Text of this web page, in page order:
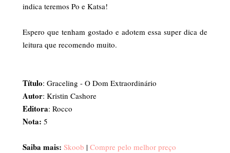
indica teremos Po e Katsa!
Espero que tenham gostado e adotem essa super dica de
leitura que recomendo muito.
Título: Graceling - O Dom Extraordinário
Autor: Kristin Cashore
Editora: Rocco
Nota: 5
Saiba mais: Skoob | Compre pelo melhor preço